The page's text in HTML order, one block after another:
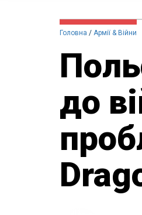
Головна Армії & Війни
до